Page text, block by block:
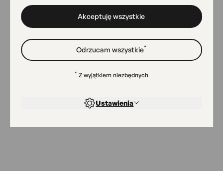
Akceptuję wszystkie
Odrzucam wszystkie*
Ustawienia
* Z wyjątkiem niezbędnych
Spojrzenia
wernisaż wystawy podyplomowej
11.07
Galeria „Pod Okiem", ul. Grójecka 79
T_ARCHIVE_EVENT